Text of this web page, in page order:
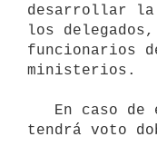
desarrollar la
los
funcionarios
ministerios.
tendrá voto